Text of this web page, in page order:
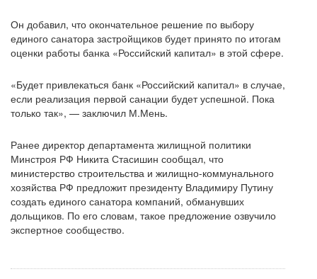
Он добавил, что окончательное решение по выбору
единого санатора застройщиков будет принято по итогам
оценки работы банка «Российский капитал» в этой сфере.
«Будет привлекаться банк «Российский капитал» в случае,
если реализация первой санации будет успешной. Пока
только так», — заключил М.Мень.
Ранее директор департамента жилищной политики
Минстроя РФ Никита Стасишин сообщал, что
министерство строительства и жилищно-коммунального
хозяйства РФ предложит президенту Владимиру Путину
создать единого санатора компаний, обманувших
дольщиков. По его словам, такое предложение озвучило
экспертное сообщество.